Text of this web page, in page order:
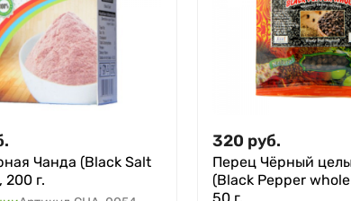
Чанда (Black Salt
200 г.
320 руб.
Перец Чёрный
(Black Pepper